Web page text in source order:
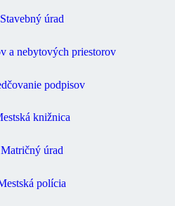
Stavebný úrad
a nebytových priestorov
podpisov
knižnica
Matričný úrad
polícia